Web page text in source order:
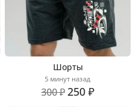
Шорты
5 минут назад
300 ₽250 ₽